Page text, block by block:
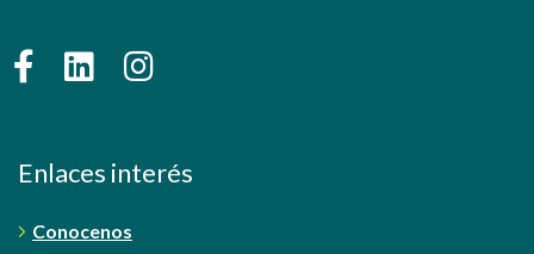
Enlaces interés
Conocenos